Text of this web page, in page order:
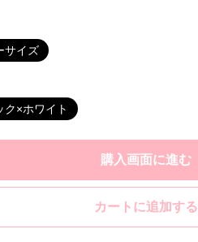
サイズ
ク×ホワイト
購入画面に進む
カートに追加する